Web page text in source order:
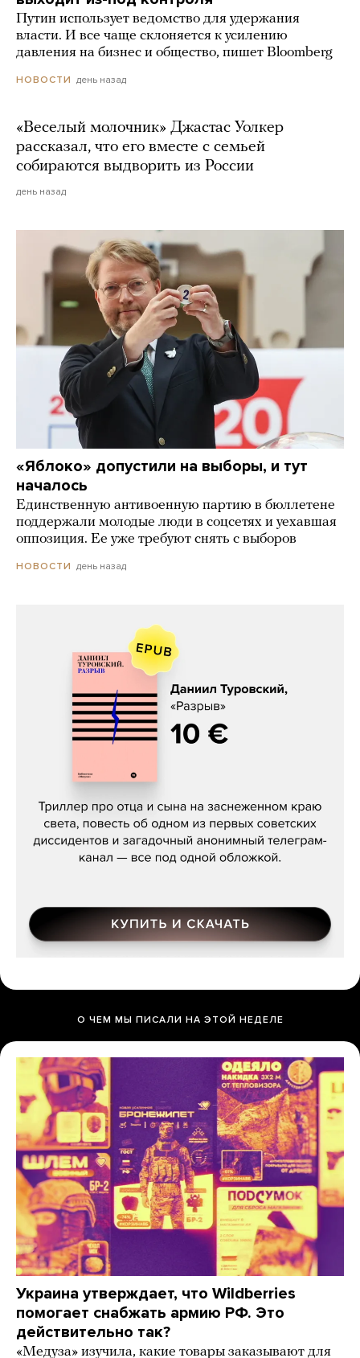
Путин использует ведомство для удержания
власти. И все чаще склоняется к усилению
давления на бизнес и общество, пишет Bloomberg
НОВОСТИ день назад
«Веселый молочник» Джастас Уолкер
рассказал, что его вместе с семьей
собираются выдворить из России
день назад
«Яблоко» допустили на выборы, и тут
началось
Единственную антивоенную партию в бюллетене
поддержали молодые люди в соцсетях и уехавшая
оппозиция. Ее уже требуют снять с выборов
НОВОСТИ день назад
Даниил Туровский, «Разрыв»
О ЧЕМ МЫ ПИСАЛИ НА ЭТОЙ НЕДЕЛЕ
Украина утверждает, что Wildberries
помогает снабжать армию РФ. Это
действительно так?
«Медуза» изучила, какие товары заказывают для